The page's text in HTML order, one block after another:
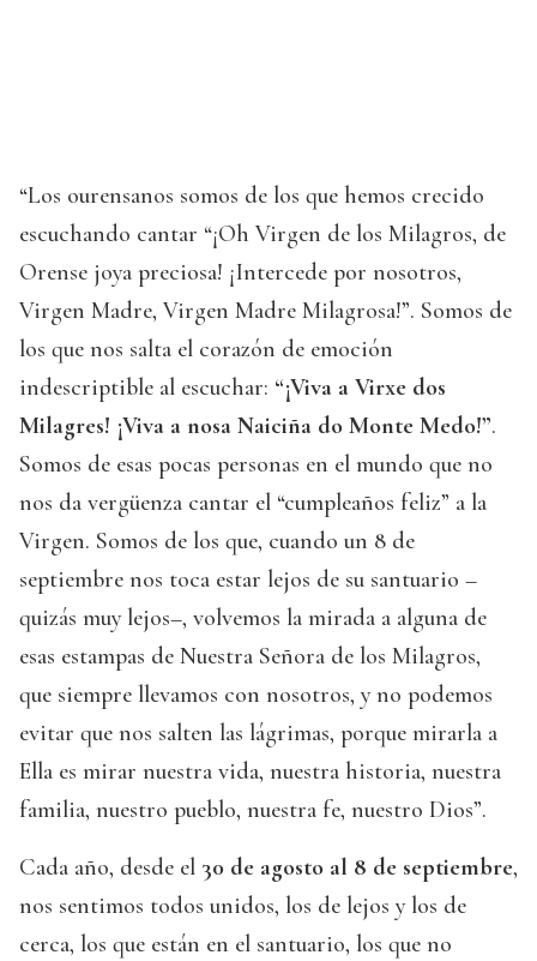
“Los ourensanos somos de los que hemos crecido
escuchando cantar “¡Oh Virgen de los Milagros, de
Orense joya preciosa! ¡Intercede por nosotros,
Virgen Madre, Virgen Madre Milagrosa!”. Somos de
los que nos salta el corazón de emoción
indescriptible al escuchar: “¡Viva a Virxe dos
Milagres! ¡Viva a nosa Naiciña do Monte Medo!”.
Somos de esas pocas personas en el mundo que no
nos da vergüenza cantar el “cumpleaños feliz” a la
Virgen. Somos de los que, cuando un 8 de
septiembre nos toca estar lejos de su santuario –
quizás muy lejos–, volvemos la mirada a alguna de
esas estampas de Nuestra Señora de los Milagros,
que siempre llevamos con nosotros, y no podemos
evitar que nos salten las lágrimas, porque mirarla a
Ella es mirar nuestra vida, nuestra historia, nuestra
familia, nuestro pueblo, nuestra fe, nuestro Dios”.
Cada año, desde el 30 de agosto al 8 de septiembre,
nos sentimos todos unidos, los de lejos y los de
cerca, los que están en el santuario, los que no